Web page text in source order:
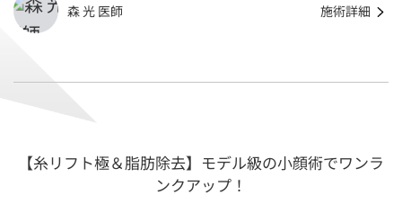
森 光 医師 施術詳細
【糸リフト極＆脂肪除去】モデル級の小顔術でワンラ
ンクアップ！